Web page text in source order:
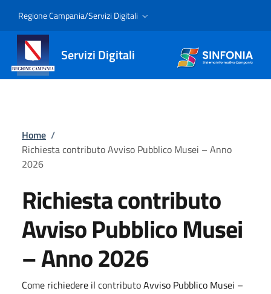
Regione Campania/Servizi Digitali
Servizi Digitali
Home /
Richiesta contributo Avviso Pubblico Musei – Anno
2026
Richiesta contributo
Avviso Pubblico Musei
– Anno 2026
Come richiedere il contributo Avviso Pubblico Musei –